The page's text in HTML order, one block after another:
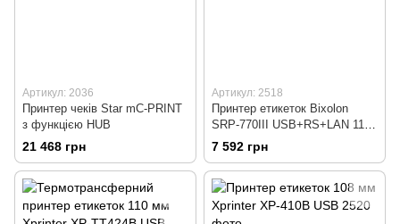
Артикул: 2036
Принтер чеків Star mC-PRINT
з функцією HUB
21 468 грн
Артикул: 2518
Принтер етикеток Bixolon
SRP-770III USB+RS+LAN 110
мм
7 592 грн